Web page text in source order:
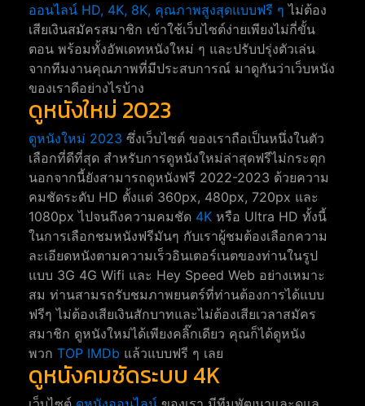
ออนไลน์ HD, 4K, 8K, คุณภาพสูงสุดแบบฟรี ๆ ไม่ต้อง
เสียเงินสมัครสมาชิก เข้าใช้เว็บไซต์ง่ายเพียงไม่กี่ขั้น
ตอน พร้อมทั้งอัพเดทหนังใหม่ ๆ และปรับปรุ่งตัวเล่น
จากทีมงานคุณภาพที่มีประสบการณ์ มาดูกันว่าเว็บหนัง
ของเราดีอย่างไรบ้าง
ดูหนังใหม่ 2023
ดูหนังใหม่ 2023 ซึ่งเว็บไซต์ ของเราถือเป็นหนึ่งในตัว
เลือกที่ดีที่สุด สำหรับการดูหนังใหม่ล่าสุดฟรีไม่กระตุก
นอกจากนี้ยังสามารถดูหนังฟรี 2022-2023 ด้วยความ
คมชัดระดับ HD ตั้งแต่ 360px, 480px, 720px และ
1080px ไปจนถึงความคมชัด 4K หรือ Ultra HD ทั้งนี้
ในการเลือกชมหนังฟรีมันๆ กับเราผู้ชมต้องเลือกความ
ละเอียดหนังตามความเร็วอินเตอร์เนตของท่านในรูป
แบบ 3G 4G Wifi และ Hey Speed Web อย่างเหมาะ
สม ท่านสามรถรับชมภาพยนตร์ที่ท่านต้องการได้แบบ
ฟรีๆ ไม่ต้องเสียเงินสักบาทและไม่ต้องเสียเวลาสมัคร
สมาชิก ดูหนังใหม่ได้เพียงคลิ๊กเดียว คุณก็ได้ดูหนัง
พวก TOP IMDb แล้วแบบฟรี ๆ เลย
ดูหนังคมชัดระบบ 4K